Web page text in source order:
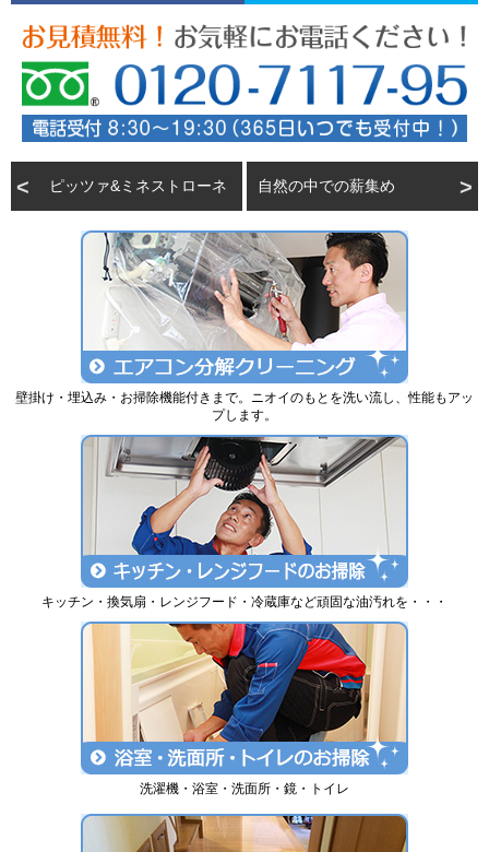
ピッツァ&ミネストローネ 自然の中での薪集め
壁掛け・埋込み・お掃除機能付きまで。ニオイのもとを洗い流し、性能もアッ
プします。
キッチン・換気扇・レンジフード・冷蔵庫など頑固な油汚れを・・・
洗濯機・浴室・洗面所・鏡・トイレ